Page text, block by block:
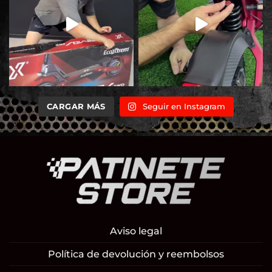
CARGAR MÁS Seguir en Instagram
Aviso legal
Política de devolución y reembolsos